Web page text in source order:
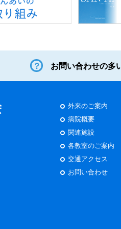
お問い合わせの多
外来のご案内
病院概要
関連施設
各教室のご案内
交通アクセス
お問い合わせ